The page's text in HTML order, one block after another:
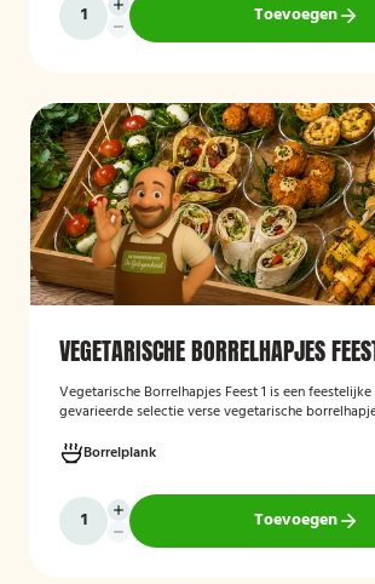
Toevoegen
VEGETARISCHE BORRELHAPJES
Vegetarische Borrelhapjes Feest 1 is een
gevarieerde selectie verse vegetarische
vers bereid en verzorgd gepresenteerd, zodat
genieten van een smaakvolle en volledig
borrelervaring.
Borrelplank
Toevoegen